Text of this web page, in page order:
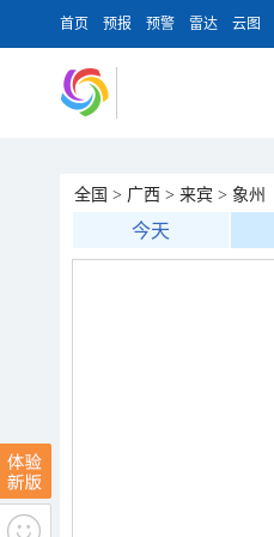
首页 预报 预警 雷达 云图
全国 > 广西 > 来宾 > 象州
今天